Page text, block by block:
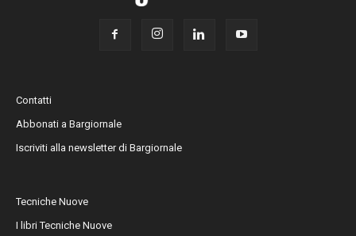
Contatti
Abbonati a Bargiornale
Iscriviti alla newsletter di Bargiornale
Tecniche Nuove
I libri Tecniche Nuove